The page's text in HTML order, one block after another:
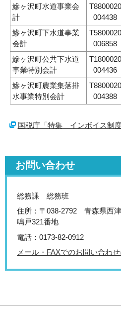
鰺ヶ沢町水道事業会
計
T8800020
004438
鰺ヶ沢町下水道事業
会計
T5800020
006858
鰺ヶ沢町公共下水道
事業特別会計
T1800020
004436
鰺ヶ沢町農業集落排
水事業特別会計
T8800020
004388
国税庁「特集 インボイス制度
お問い合わせ
総務課 総務班
住所：〒038-2792 青森県西
鳴戸321番地
電話：0173-82-0912
メール・FAXでのお問い合わ